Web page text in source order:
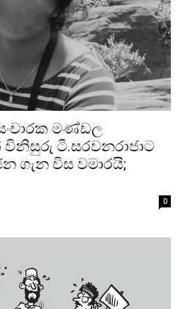
මණ්ඩල
ටී.සරවනරාජාට
ගැන විස වමාරයි;
0